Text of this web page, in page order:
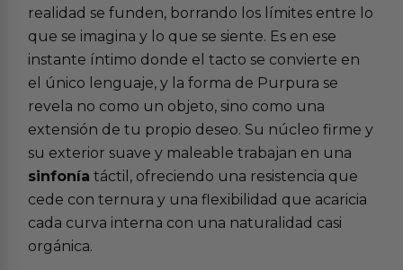
realidad se funden, borrando los límites entre lo
que se imagina y lo que se siente. Es en ese
instante íntimo donde el tacto se convierte en
el único lenguaje, y la forma de Purpura se
revela no como un objeto, sino como una
extensión de tu propio deseo. Su núcleo firme y
su exterior suave y maleable trabajan en una
sinfonía táctil, ofreciendo una resistencia que
cede con ternura y una flexibilidad que acaricia
cada curva interna con una naturalidad casi
orgánica.